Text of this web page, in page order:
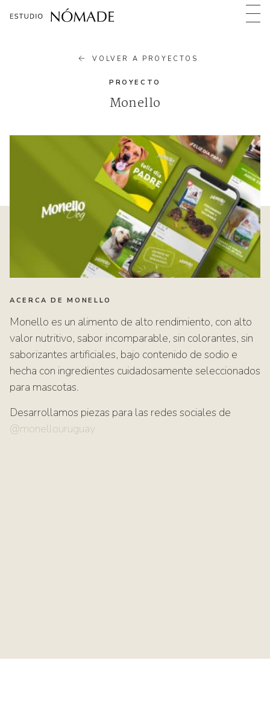
VOLVER A PROYECTOS
PROYECTO
Monello
ACERCA DE MONELLO
Monello es un alimento de alto rendimiento, con alto
valor nutritivo, sabor incomparable, sin colorantes, sin
saborizantes artificiales, bajo contenido de sodio e
hecha con ingredientes cuidadosamente seleccionados
para mascotas.
Desarrollamos piezas para las redes sociales de
@monellouruguay